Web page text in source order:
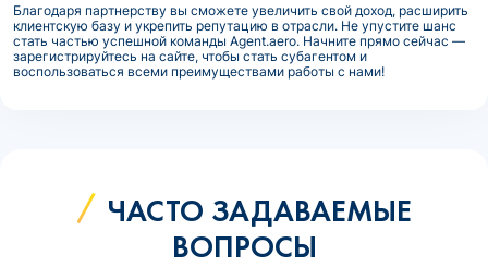
Благодаря партнерству вы сможете увеличить свой доход, расширить
клиентскую базу и укрепить репутацию в отрасли. Не упустите шанс
стать частью успешной команды Agent.aero. Начните прямо сейчас —
зарегистрируйтесь на сайте, чтобы стать субагентом и
воспользоваться всеми преимуществами работы с нами!
ЧАСТО ЗАДАВАЕМЫЕ
ВОПРОСЫ